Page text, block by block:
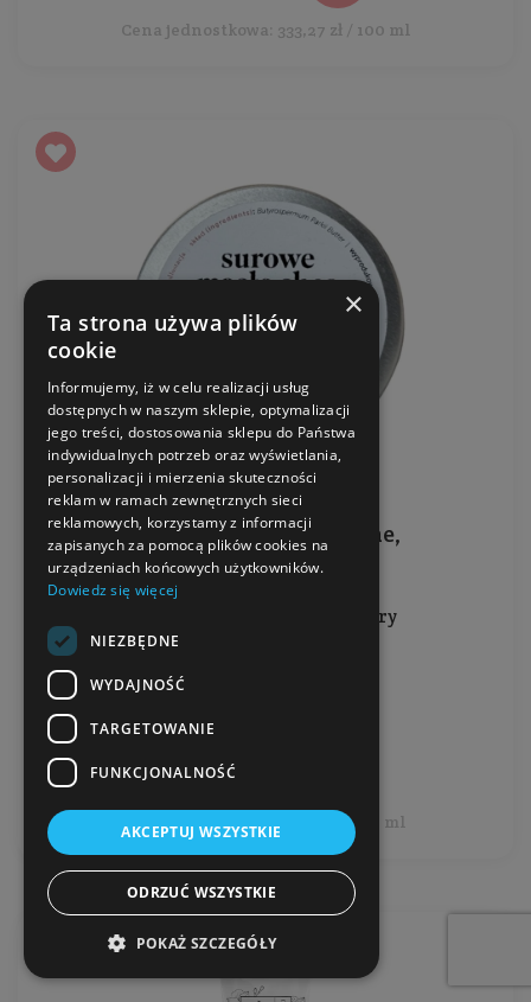
Cena jednostkowa: 333,27 zł / 100 ml
Masło shea - organiczne,
nierafinowane
Do wszystkich rodzajów skóry
Producent:
34,99 zł
Cena jednostkowa: 58,32 zł / 100 ml
×
Ta strona używa plików
cookie
Informujemy, iż w celu realizacji usług
dostępnych w naszym sklepie, optymalizacji
jego treści, dostosowania sklepu do Państwa
indywidualnych potrzeb oraz wyświetlania,
personalizacji i mierzenia skuteczności
reklam w ramach zewnętrznych sieci
reklamowych, korzystamy z informacji
zapisanych za pomocą plików cookies na
urządzeniach końcowych użytkowników.
Dowiedz się więcej
NIEZBĘDNE
WYDAJNOŚĆ
TARGETOWANIE
FUNKCJONALNOŚĆ
AKCEPTUJ WSZYSTKIE
ODRZUĆ WSZYSTKIE
POKAŻ SZCZEGÓŁY